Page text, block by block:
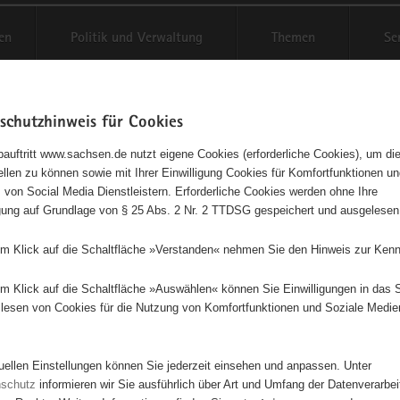
Politik und Verwaltung Themen
auf Karte anzeigen
Initiativen Projekte Nach Alphabet Nach
65 Suchergebnisse
für Cookies
www.sachsen.de nutzt eigene Cookies (erforderliche Cookies), um
zu können sowie mit Ihrer Einwilligung Cookies für Komfortfunktionen
von Social Media Dienstleistern. Erforderliche Cookies werden ohne Ihre
auf Grundlage von § 25 Abs. 2 Nr. 2 TTDSG gespeichert und
Klick auf die Schaltfläche »Verstanden« nehmen Sie den Hinweis zur
Klick auf die Schaltfläche »Auswählen« können Sie Einwilligungen in das
von Cookies für die Nutzung von Komfortfunktionen und Soziale
Einstellungen können Sie jederzeit einsehen und anpassen. Unter
informieren wir Sie ausführlich über Art und Umfang der